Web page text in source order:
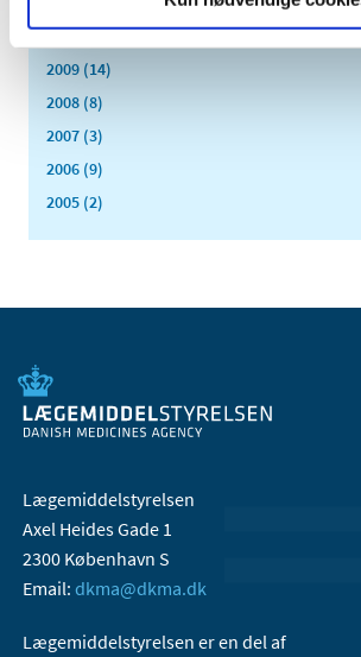
2010 (7)
2009 (14)
2008 (8)
2007 (3)
2006 (9)
2005 (2)
Lægemiddelstyrelsen
Axel Heides Gade 1
2300 København S
Email: dkma@dkma.dk
Lægemiddelstyrelsen er en del af